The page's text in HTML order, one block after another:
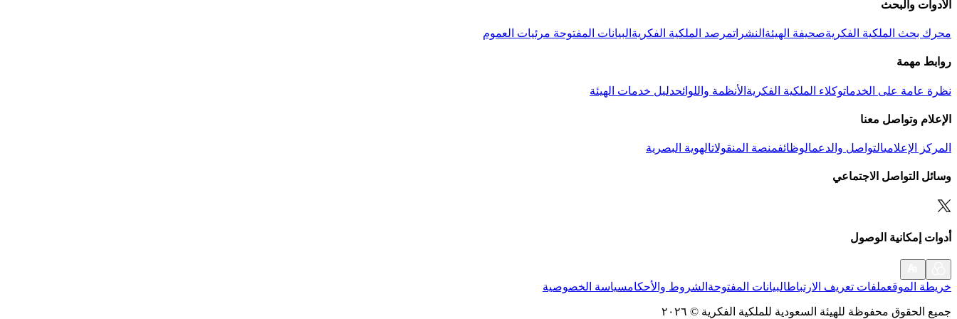
الأدوات والبحث
محرك بحث الملكية الفكريةصحيفة الهيئة النشراتمرصد الملكية الفكرية البيانات المفتوحة مرئيات العموم
روابط مهمة
نظرة عامة على الخدماتوكلاء الملكية الفكرية الأنظمة واللوائحدليل خدمات الهيئة
الإعلام وتواصل معنا
المركز الإعلاميالتواصل والدعمالوظائفمنصة المنقولاتالهوية البصرية
وسائل التواصل الاجتماعي
أدوات إمكانية الوصول
خريطة الموقعملفات تعريف الارتباطالبيانات المفتوحة الشروط والأحكامسياسة الخصوصية
جميع الحقوق محفوظة للهيئة السعودية للملكية الفكرية © ٢٠٢٦